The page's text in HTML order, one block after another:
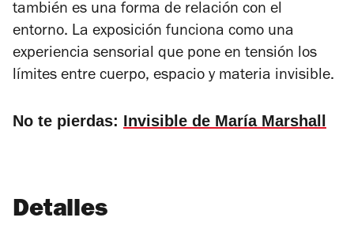
también es una forma de relación con el
entorno. La exposición funciona como una
experiencia sensorial que pone en tensión los
límites entre cuerpo, espacio y materia invisible.
No te pierdas: Invisible de María Marshall
Detalles